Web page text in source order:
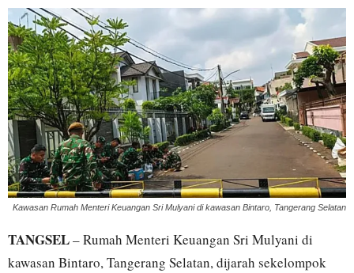
Kawasan Rumah Menteri Keuangan Sri Mulyani di kawasan Bintaro, Tangerang Selatan
TANGSEL– Rumah Menteri Keuangan Sri Mulyani di
kawasan Bintaro, Tangerang Selatan, dijarah sekelompok